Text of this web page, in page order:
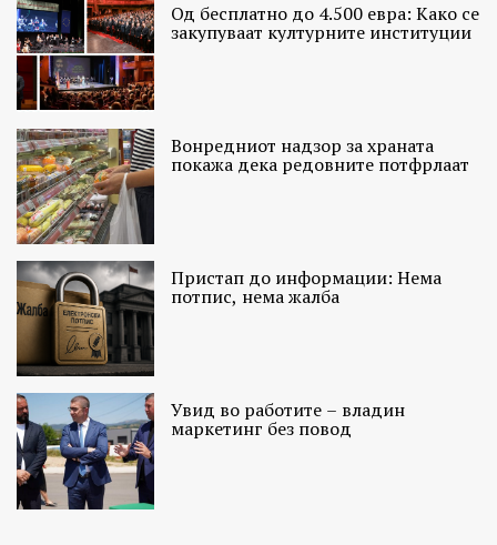
Од бесплатно до 4.500 евра: Како се
закупуваат културните институции
Вонредниот надзор за храната
покажа дека редовните потфрлаат
Пристап до информации: Нема
потпис, нема жалба
Увид во работите – владин
маркетинг без повод